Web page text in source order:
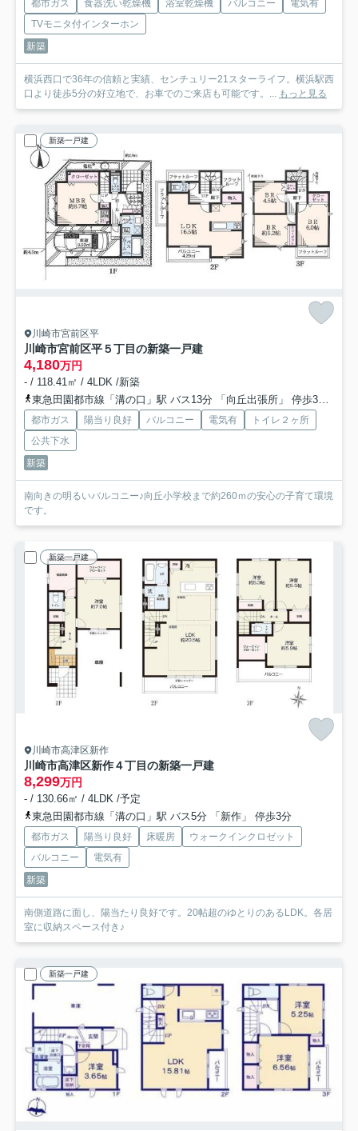
都市ガス 食器洗い乾燥機 浴室乾燥機 バルコニー
電気有
TVモニタ付インターホン
新築
横浜西口で36年の信頼と実績、センチュリー21スターライフ。横浜駅西
口より徒歩5分の好立地で、お車でのご来店も可能です。... もっと見る
新築一戸建
川崎市宮前区平
川崎市宮前区平５丁目の新築一戸建
4,180万円
- / 118.41㎡ / 4LDK /新築
東急田園都市線「溝の口」駅 バス13分 「向丘出張所」 停歩3分
都市ガス 陽当り良好 バルコニー 電気有
トイレ２ヶ所
公共下水
新築
南向きの明るいバルコニー♪向丘小学校まで約260ｍの安心の子育て環境
です。
新築一戸建
川崎市高津区新作
川崎市高津区新作４丁目の新築一戸建
8,299万円
- / 130.66㎡ / 4LDK /予定
東急田園都市線「溝の口」駅 バス5分 「新作」 停歩3分
都市ガス 陽当り良好 床暖房
ウォークインクロゼット
バルコニー
電気有
新築
南側道路に面し、陽当たり良好です。20帖超のゆとりのあるLDK。各居
室に収納スペース付き♪
新築一戸建